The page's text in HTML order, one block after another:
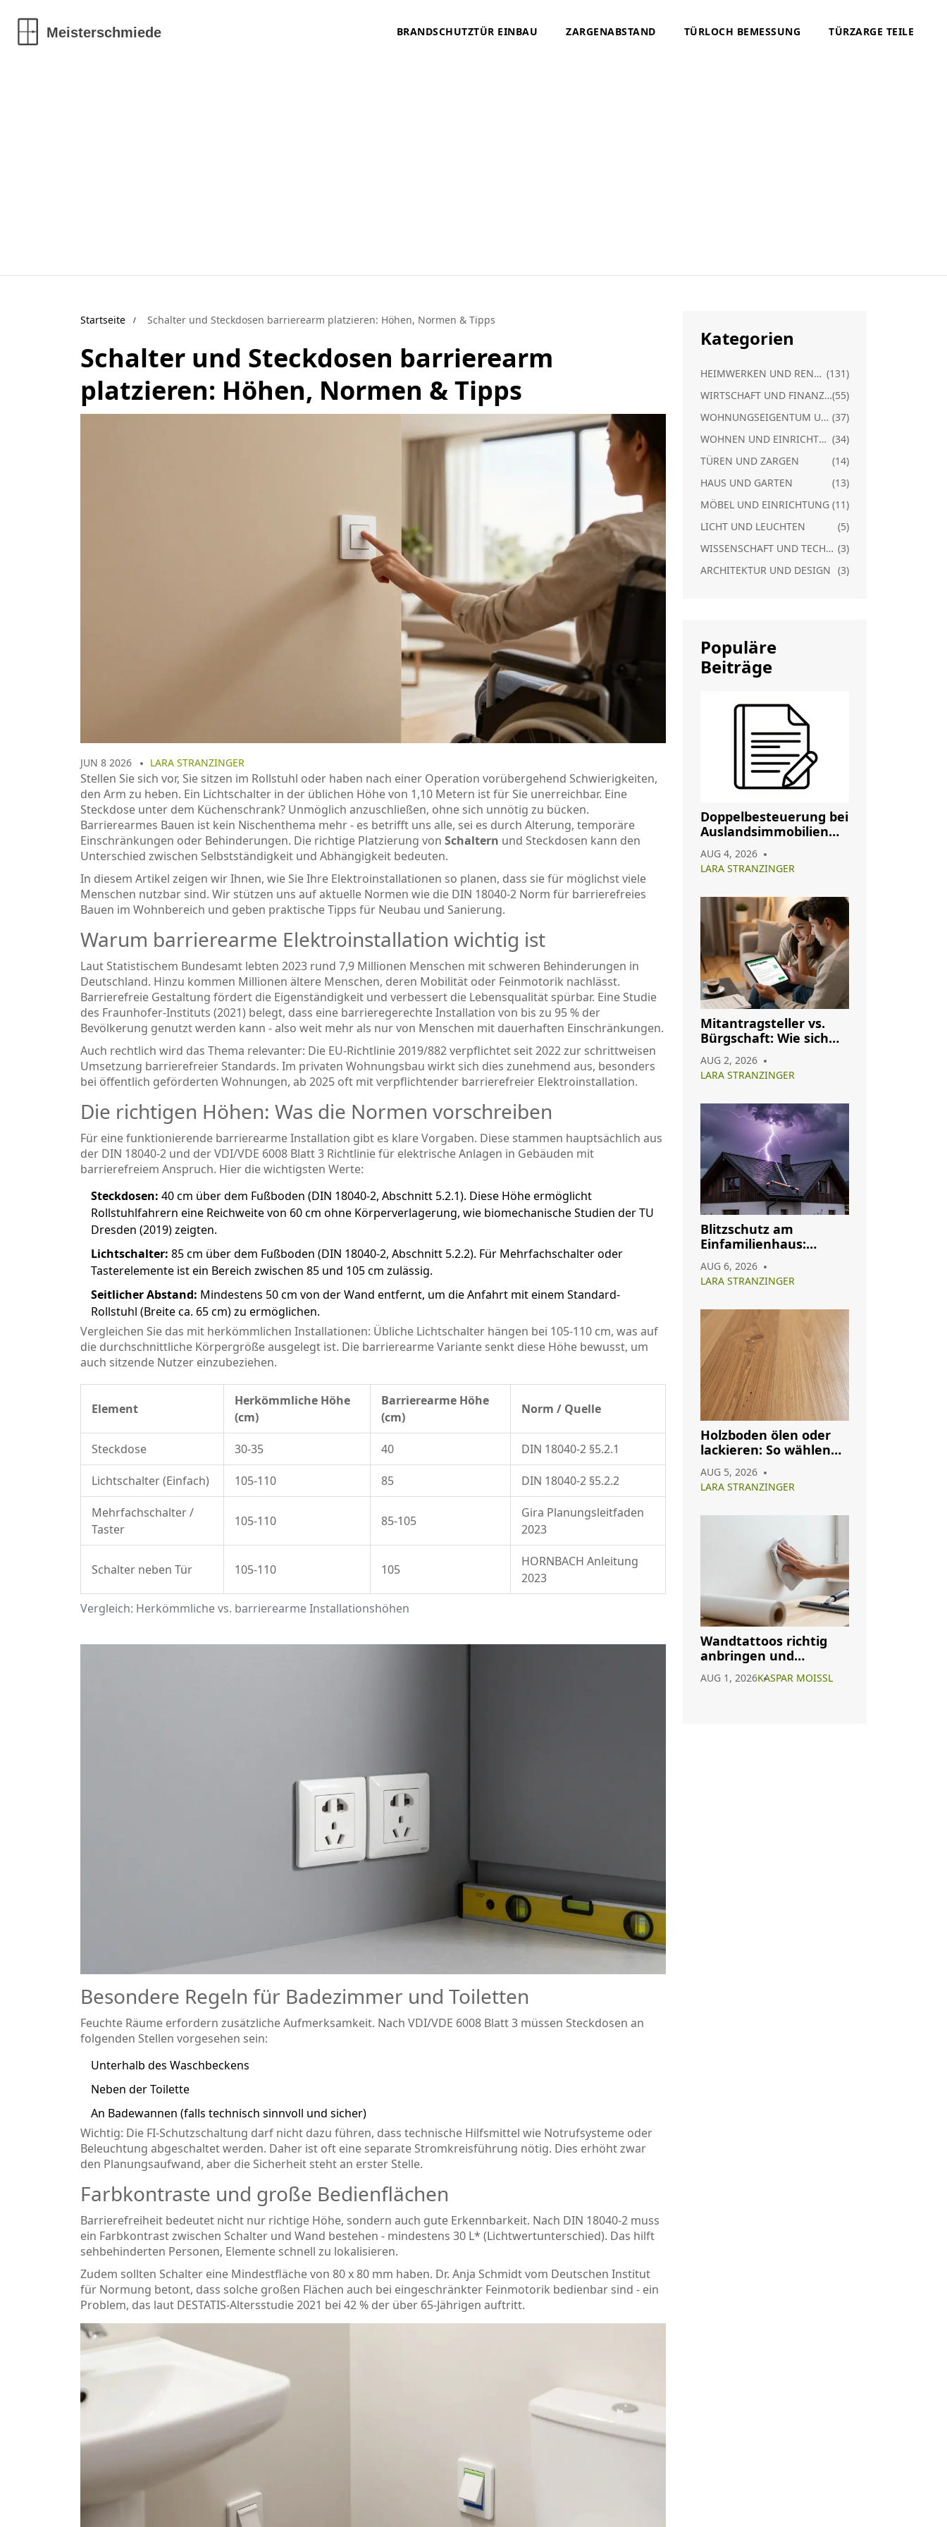
BRANDSCHUTZTÜR EINBAU ZARGENABSTAND TÜRLOCH BEMESSUNG TÜRZARGE TEILE
Startseite Schalter und Steckdosen barrierearm platzieren: Höhen, Normen & Tipps
Schalter und Steckdosen barrierearm
platzieren: Höhen, Normen & Tipps
JUN 8 2026 LARA STRANZINGER
Stellen Sie sich vor, Sie sitzen im Rollstuhl oder haben nach einer Operation vorübergehend Schwierigkeiten,
den Arm zu heben. Ein Lichtschalter in der üblichen Höhe von 1,10 Metern ist für Sie unerreichbar. Eine
Steckdose unter dem Küchenschrank? Unmöglich anzuschließen, ohne sich unnötig zu bücken.
Barrierearmes Bauen ist kein Nischenthema mehr - es betrifft uns alle, sei es durch Alterung, temporäre
Einschränkungen oder Behinderungen. Die richtige Platzierung von Schaltern und Steckdosen kann den
Unterschied zwischen Selbstständigkeit und Abhängigkeit bedeuten.
In diesem Artikel zeigen wir Ihnen, wie Sie Ihre Elektroinstallationen so planen, dass sie für möglichst viele
Menschen nutzbar sind. Wir stützen uns auf aktuelle Normen wie die DIN 18040-2 Norm für barrierefreies
Bauen im Wohnbereich und geben praktische Tipps für Neubau und Sanierung.
Warum barrierearme Elektroinstallation wichtig ist
Laut Statistischem Bundesamt lebten 2023 rund 7,9 Millionen Menschen mit schweren Behinderungen in
Deutschland. Hinzu kommen Millionen ältere Menschen, deren Mobilität oder Feinmotorik nachlässt.
Barrierefreie Gestaltung fördert die Eigenständigkeit und verbessert die Lebensqualität spürbar. Eine Studie
des Fraunhofer-Instituts (2021) belegt, dass eine barrieregerechte Installation von bis zu 95 % der
Bevölkerung genutzt werden kann - also weit mehr als nur von Menschen mit dauerhaften Einschränkungen.
Auch rechtlich wird das Thema relevanter: Die EU-Richtlinie 2019/882 verpflichtet seit 2022 zur schrittweisen
Umsetzung barrierefreier Standards. Im privaten Wohnungsbau wirkt sich dies zunehmend aus, besonders
bei öffentlich geförderten Wohnungen, ab 2025 oft mit verpflichtender barrierefreier Elektroinstallation.
Die richtigen Höhen: Was die Normen vorschreiben
Für eine funktionierende barrierearme Installation gibt es klare Vorgaben. Diese stammen hauptsächlich aus
der DIN 18040-2 und derVDI/VDE 6008 Blatt 3 Richtlinie für elektrische Anlagen in Gebäuden mit
barrierefreiem Anspruch. Hier die wichtigsten Werte:
Steckdosen: 40 cm über dem Fußboden (DIN 18040-2, Abschnitt 5.2.1). Diese Höhe ermöglicht
Rollstuhlfahrern eine Reichweite von 60 cm ohne Körperverlagerung, wie biomechanische Studien der TU
Dresden (2019) zeigten.
Lichtschalter: 85 cm über dem Fußboden (DIN 18040-2, Abschnitt 5.2.2). Für Mehrfachschalter oder
Tasterelemente ist ein Bereich zwischen 85 und 105 cm zulässig.
Seitlicher Abstand: Mindestens 50 cm von der Wand entfernt, um die Anfahrt mit einem Standard-
Rollstuhl (Breite ca. 65 cm) zu ermöglichen.
Vergleichen Sie das mit herkömmlichen Installationen: Übliche Lichtschalter hängen bei 105-110 cm, was auf
die durchschnittliche Körpergröße ausgelegt ist. Die barrierearme Variante senkt diese Höhe bewusst, um
auch sitzende Nutzer einzubeziehen.
Vergleich: Herkömmliche vs. barrierearme Installationshöhen
Element
Herkömmliche Höhe
(cm)
Barrierearme Höhe
(cm)
Norm / Quelle
Steckdose 30-35 40 DIN 18040-2 §5.2.1
Lichtschalter (Einfach) 105-110 85 DIN 18040-2 §5.2.2
Mehrfachschalter /
Taster
105-110 85-105
Gira Planungsleitfaden
2023
Schalter neben Tür 105-110 105
HORNBACH Anleitung
2023
Besondere Regeln für Badezimmer und Toiletten
Feuchte Räume erfordern zusätzliche Aufmerksamkeit. Nach VDI/VDE 6008 Blatt 3 müssen Steckdosen an
folgenden Stellen vorgesehen sein:
Unterhalb des Waschbeckens
Neben der Toilette
An Badewannen (falls technisch sinnvoll und sicher)
Wichtig: Die FI-Schutzschaltung darf nicht dazu führen, dass technische Hilfsmittel wie Notrufsysteme oder
Beleuchtung abgeschaltet werden. Daher ist oft eine separate Stromkreisführung nötig. Dies erhöht zwar
den Planungsaufwand, aber die Sicherheit steht an erster Stelle.
Farbkontraste und große Bedienflächen
Barrierefreiheit bedeutet nicht nur richtige Höhe, sondern auch gute Erkennbarkeit. Nach DIN 18040-2 muss
ein Farbkontrast zwischen Schalter und Wand bestehen - mindestens 30 L* (Lichtwertunterschied). Das hilft
sehbehinderten Personen, Elemente schnell zu lokalisieren.
Zudem sollten Schalter eine Mindestfläche von 80 x 80 mm haben. Dr. Anja Schmidt vom Deutschen Institut
für Normung betont, dass solche großen Flächen auch bei eingeschränkter Feinmotorik bedienbar sind - ein
Problem, das laut DESTATIS-Altersstudie 2021 bei 42 % der über 65-Jährigen auftritt.
Kategorien
HEIMWERKEN UND RENOVIERUNG (131)
WIRTSCHAFT UND FINANZEN(55)
WOHNUNGSEIGENTUM UND RECHT (37)
WOHNEN UND EINRICHTUNG (34)
TÜREN UND ZARGEN
(14)
HAUS UND GARTEN
(13)
MÖBEL UND EINRICHTUNG (11)
LICHT UND LEUCHTEN
(5)
WISSENSCHAFT UND TECHNIK (3)
ARCHITEKTUR UND DESIGN (3)
Populäre
Beiträge
Doppelbesteuerung bei
Auslandsimmobilien
vermeiden: So nutzen
Sie Abkommen richtig
AUG 4, 2026
LARA STRANZINGER
Mitantragsteller vs.
Bürgschaft: Wie sich
Immobilienkredits
ändern
AUG 2, 2026
LARA STRANZINGER
Blitzschutz am
Einfamilienhaus:
Wartung im Überblick
AUG 6, 2026
LARA STRANZINGER
Holzboden ölen oder
lackieren: So wählen
Sie das richtige
Oberflächenfinish
AUG 5, 2026
LARA STRANZINGER
Wandtattoos richtig
anbringen und
entfernen: Die sichere
Anleitung
AUG 1, 2026KASPAR MOISSL